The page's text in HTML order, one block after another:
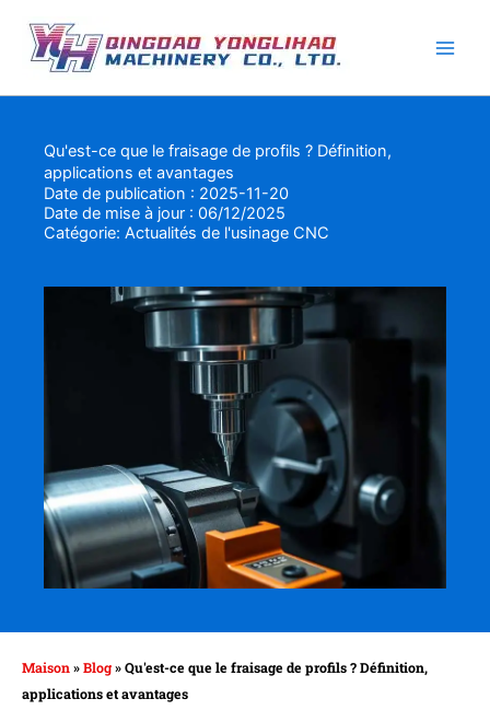
contenu
Qu'est-ce que le fraisage de profils ? Définition,
applications et avantages
Date de publication : 2025-11-20
Date de mise à jour : 06/12/2025
Catégorie: Actualités de l'usinage CNC
Maison »Blog»Qu'est-ce que le fraisage de profils ? Définition,
applications et avantages